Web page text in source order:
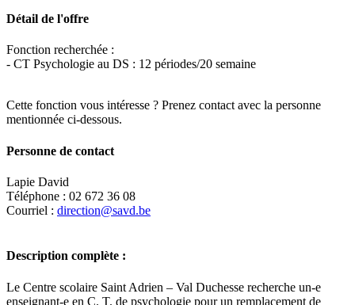
Détail de l'offre
Fonction recherchée :
- CT Psychologie au DS : 12 périodes/20 semaine
Cette fonction vous intéresse ? Prenez contact avec la personne
mentionnée ci-dessous.
Personne de contact
Lapie David
Téléphone : 02 672 36 08
Courriel : direction@savd.be
Description complète :
Le Centre scolaire Saint Adrien – Val Duchesse recherche un-e
enseignant-e en C. T. de psychologie pour un remplacement de